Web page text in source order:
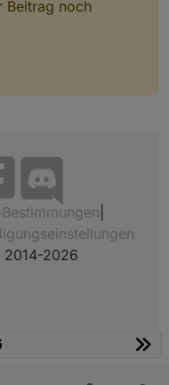
Beitrag noch
2014-2026